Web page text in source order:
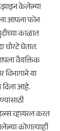
केलेल्या
आपला फोन
काळात
घेतात.
वैयक्तिक
विभागाने या
दिला आहे.
व्हायरल करत
कोणत्याही